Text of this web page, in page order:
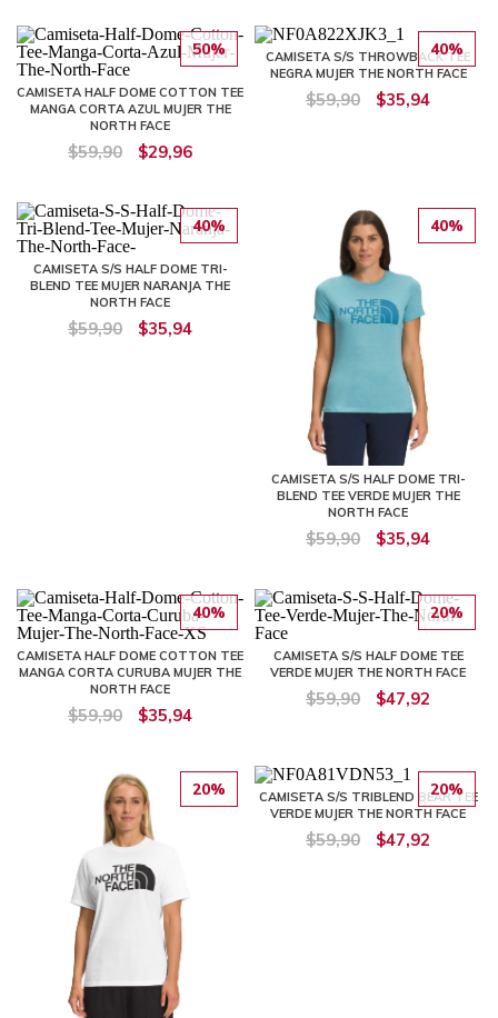
50%
CAMISETA HALF DOME COTTON TEE
MANGA CORTA AZUL MUJER THE
NORTH FACE
$59,90 $29,96
40%
CAMISETA S/S THROWBACK TEE
NEGRA MUJER THE NORTH FACE
$59,90 $35,94
40%
CAMISETA S/S HALF DOME TRI-
BLEND TEE MUJER NARANJA THE
NORTH FACE
$59,90 $35,94
40%
CAMISETA S/S HALF DOME TRI-
BLEND TEE VERDE MUJER THE
NORTH FACE
$59,90 $35,94
40%
CAMISETA HALF DOME COTTON TEE
MANGA CORTA CURUBA MUJER THE
NORTH FACE
$59,90 $35,94
20%
CAMISETA S/S HALF DOME TEE
VERDE MUJER THE NORTH FACE
$59,90 $47,92
20% 20%
CAMISETA S/S TRIBLEND BEAR TEE
VERDE MUJER THE NORTH FACE
$59,90 $47,92